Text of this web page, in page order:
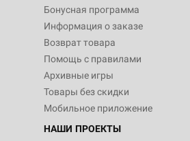
Бонусная программа
Информация о заказе
Возврат товара
Помощь с правилами
Архивные игры
Товары без скидки
Мобильное приложение
НАШИ ПРОЕКТЫ